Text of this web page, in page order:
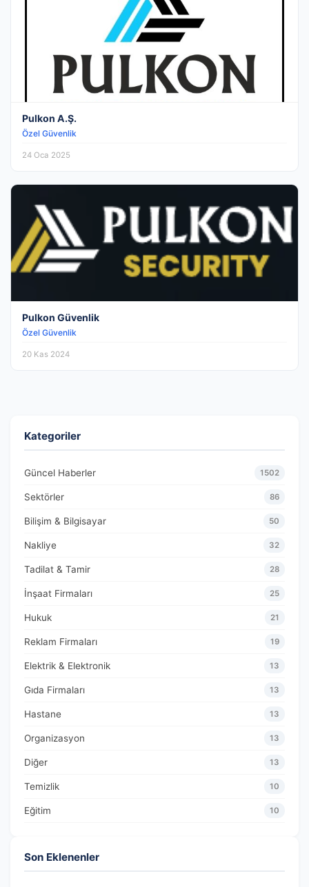
Pulkon A.Ş.
Özel Güvenlik
24 Oca 2025
Pulkon Güvenlik
Özel Güvenlik
20 Kas 2024
Kategoriler
Güncel Haberler 1502
Sektörler 86
Bilişim & Bilgisayar 50
Nakliye 32
Tadilat & Tamir 28
İnşaat Firmaları 25
Hukuk 21
Reklam Firmaları 19
Elektrik & Elektronik 13
Gıda Firmaları 13
Hastane 13
Organizasyon 13
Diğer 13
Temizlik 10
Eğitim 10
Son Eklenenler